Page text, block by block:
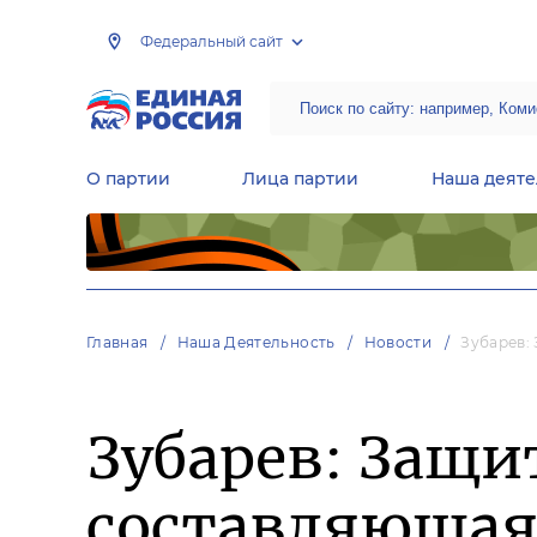
Федеральный сайт
О партии Лица партии Наша
Главная Наша Деятельность Новости Зубарев:
Зубарев: